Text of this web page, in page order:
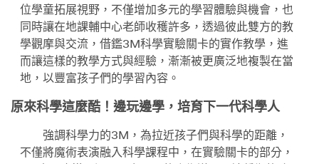
位學童拓展視野，不僅增加多元的學習體驗與機會，也
同時讓在地課輔中心老師收穫許多，透過彼此雙方的教
學觀摩與交流，借鑑3M科學實驗關卡的實作教學，進
而讓這樣的教學方式與經驗，漸漸被更廣泛地複製在當
地，以豐富孩子們的學習內容。
原來科學這麼酷！邊玩邊學，培育下一代科學人
強調科學力的3M，為拉近孩子們與科學的距離，
不僅將魔術表演融入科學課程中，在實驗關卡的部分，